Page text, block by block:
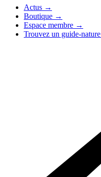
Actus →
Boutique →
Espace membre →
Trouvez un guide-nature